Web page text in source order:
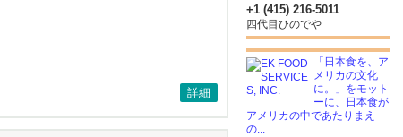
詳細
+1 (415) 216-5011
四代目ひのでや
「日本食を、ア
メリカの文化
に。」をモット
ーに、日本食が
アメリカの中であたりまえ
の...